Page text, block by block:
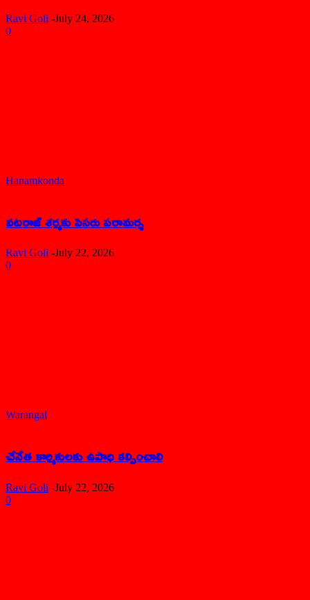
Ravi Goli -July 24, 2026
0
Hanamkonda
నటరాజ్ శర్మకు పెసరు పరామర్శ
Ravi Goli -July 22, 2026
0
Warangal
చేనేత కార్మికులకు ఉపాధి కల్పించాలి
Ravi Goli -July 22, 2026
0